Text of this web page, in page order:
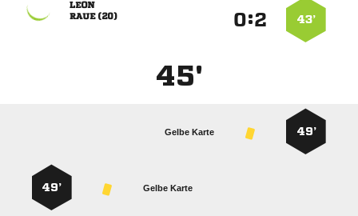
43’
:

 
45'
49’
Gelbe Karte
Gelbe Karte
49’